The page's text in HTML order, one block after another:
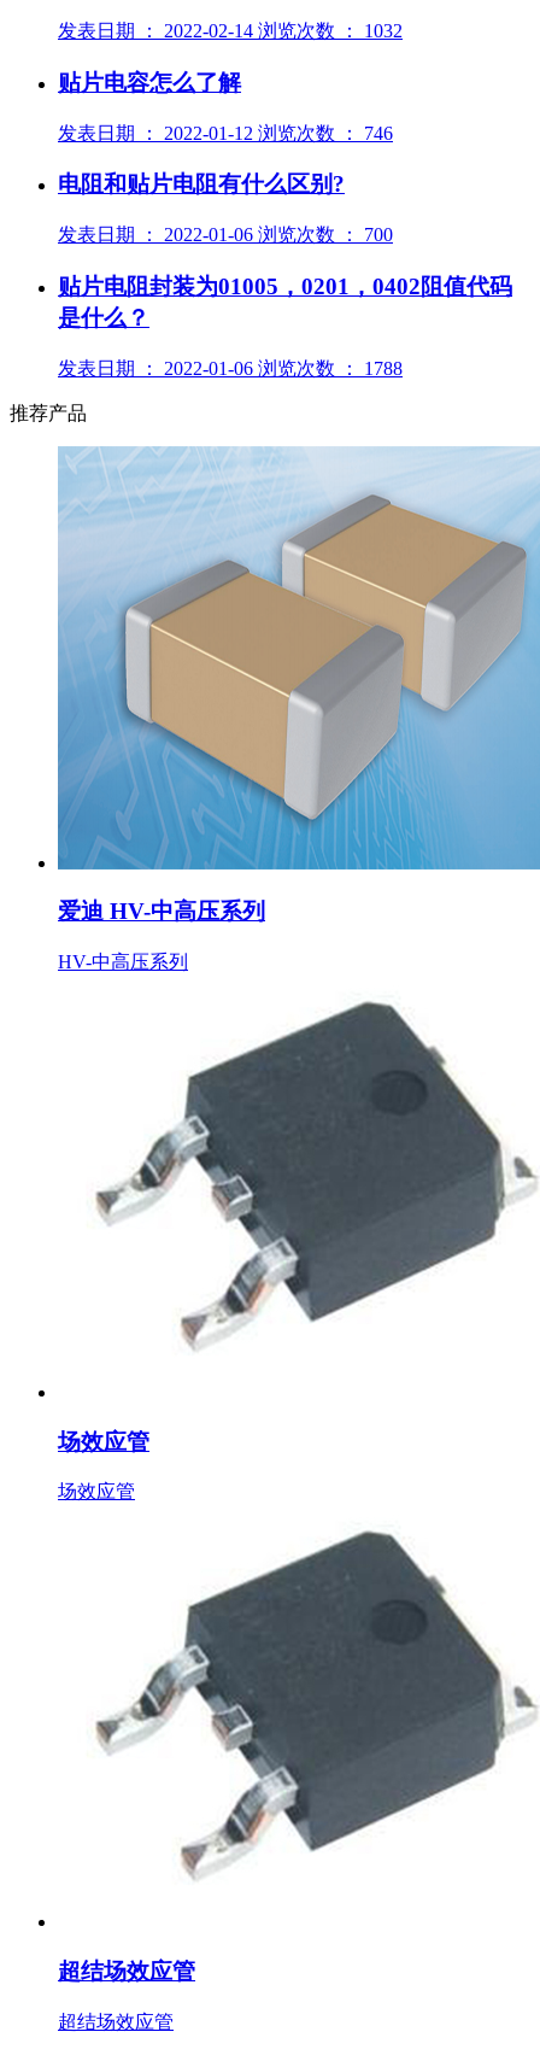
发表日期 ： 2022-02-14 浏览次数 ： 1032
贴片电容怎么了解
发表日期 ： 2022-01-12 浏览次数 ： 746
电阻和贴片电阻有什么区别?
发表日期 ： 2022-01-06 浏览次数 ： 700
贴片电阻封装为01005，0201，0402阻值代码
是什么？
发表日期 ： 2022-01-06 浏览次数 ： 1788
推荐产品
爱迪 HV-中高压系列
HV-中高压系列
场效应管
场效应管
超结场效应管
超结场效应管